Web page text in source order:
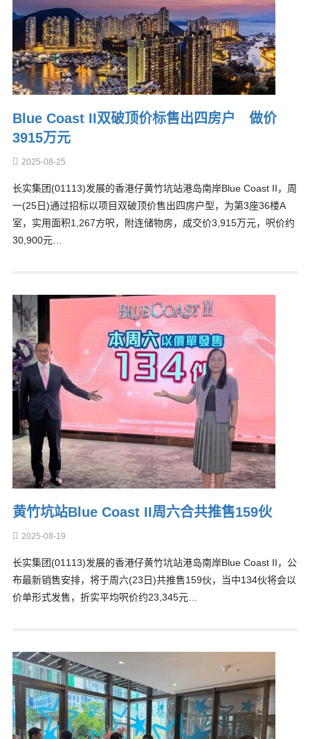
Blue Coast II双破顶价标售出四房户 做价
3915万元
2025-08-25
长实集团(01113)发展的香港仔黄竹坑站港岛南岸Blue Coast II，周
一(25日)通过招标以项目双破顶价售出四房户型，为第3座36楼A
室，实用面积1,267方呎，附连储物房，成交价3,915万元，呎价约
30,900元…
黄竹坑站Blue Coast II周六合共推售159伙
2025-08-19
长实集团(01113)发展的香港仔黄竹坑站港岛南岸Blue Coast II，公
布最新销售安排，将于周六(23日)共推售159伙，当中134伙将会以
价单形式发售，折实平均呎价约23,345元…